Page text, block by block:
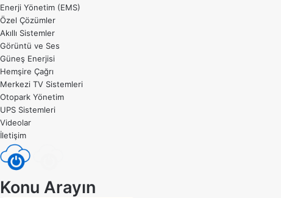
Enerji Yönetim (EMS)
Özel Çözümler
Akıllı Sistemler
Görüntü ve Ses
Güneş Enerjisi
Hemşire Çağrı
Merkezi TV Sistemleri
Otopark Yönetim
UPS Sistemleri
Videolar
İletişim
Konu Arayın